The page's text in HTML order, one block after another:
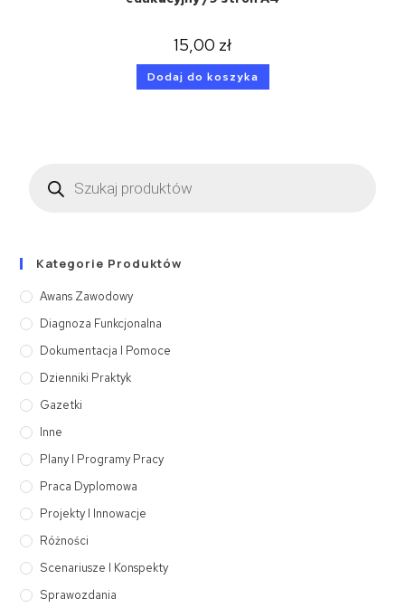
15,00 zł
Dodaj do koszyka
Kategorie Produktów
Awans Zawodowy
Diagnoza Funkcjonalna
Dokumentacja I Pomoce
Dzienniki Praktyk
Gazetki
Inne
Plany I Programy Pracy
Praca Dyplomowa
Projekty I Innowacje
Różności
Scenariusze I Konspekty
Sprawozdania